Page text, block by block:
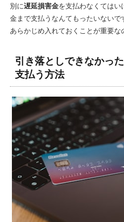
別に遅延損害金を支払わなくてはい
金まで支払うなんてもったいないで
あらかじめ入れておくことが重要な
引き落としできなかっ
支払う方法